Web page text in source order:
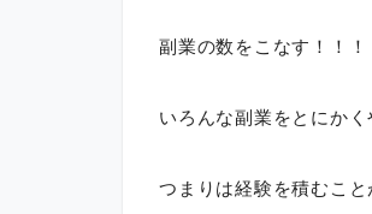
副業の数をこなす！！！
いろんな副業をとにかく
つまりは経験を積むこ